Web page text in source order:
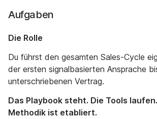
Aufgaben
Die Rolle
Du führst den gesamten Sales-Cycle
der ersten signalbasierten Ansprache
unterschriebenen Vertrag.
Das Playbook steht. Die Tools
Methodik ist etabliert.